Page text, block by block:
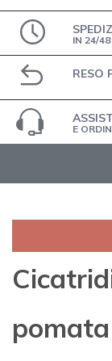
IN 24/48
RESO
E
pomata